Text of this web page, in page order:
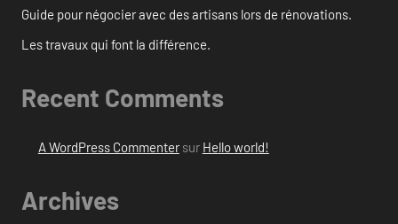
Guide pour négocier avec des artisans lors de rénovations.
Les travaux qui font la différence.
Recent Comments
A WordPress Commentersur Hello world!
Archives